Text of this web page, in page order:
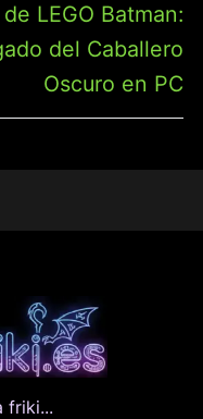
de LEGO Batman:
del Caballero
Oscuro en PC
friki...